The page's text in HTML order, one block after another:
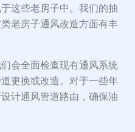
这些老房子中。我们的抽
老房子通风改造方面有丰
会全面检查现有通风系统
更换或改造。对于一些年
计通风管道路由，确保油